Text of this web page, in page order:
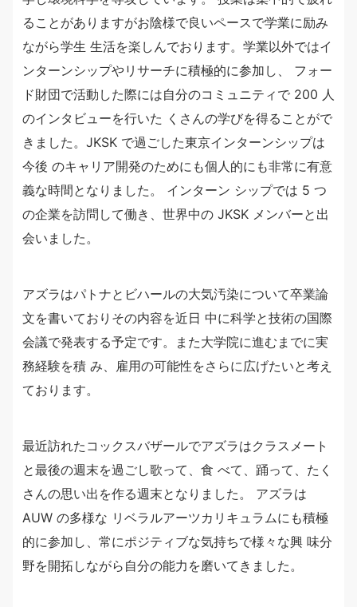
ることがありますがお陰様で良いペースで学業に励み
ながら学生 生活を楽しんでおります。学業以外ではイ
ンターンシップやリサーチに積極的に参加し、 フォー
ド財団で活動した際には自分のコミュニティで 200 人
のインタビューを行いた くさんの学びを得ることがで
きました。JKSK で過ごした東京インターンシップは
今後 のキャリア開発のためにも個人的にも非常に有意
義な時間となりました。 インターン シップでは 5 つ
の企業を訪問して働き、世界中の JKSK メンバーと出
会いました。
アズラはパトナとビハールの大気汚染について卒業論
文を書いておりその内容を近日 中に科学と技術の国際
会議で発表する予定です。また大学院に進むまでに実
務経験を積 み、雇用の可能性をさらに広げたいと考え
ております。
最近訪れたコックスバザールでアズラはクラスメート
と最後の週末を過ごし歌って、食 べて、踊って、たく
さんの思い出を作る週末となりました。 アズラは
AUW の多様な リベラルアーツカリキュラムにも積極
的に参加し、常にポジティブな気持ちで様々な興 味分
野を開拓しながら自分の能力を磨いてきました。